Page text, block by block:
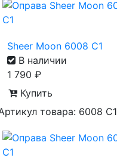
Sheer Moon 6008 С1
В наличии
1 790 ₽
Купить
товара: 6008 С1